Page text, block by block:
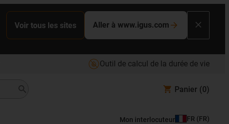
Voir tous les sites Aller à www.igus.com
Outil de calcul de la durée de vie
Panier (0)
Mon interlocuteur FR (FR)